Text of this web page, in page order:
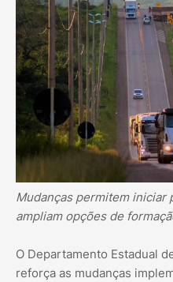
Mudanças permitem iniciar
ampliam opções de
O Departamento Estadual
reforça as mudanças